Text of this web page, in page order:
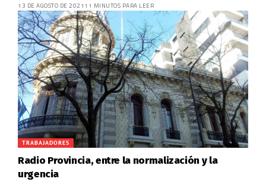
13 DE AGOSTO DE 2021 11 MINUTOS PARA LEER
TRABAJADORES
Radio Provincia, entre la normalización y la
urgencia